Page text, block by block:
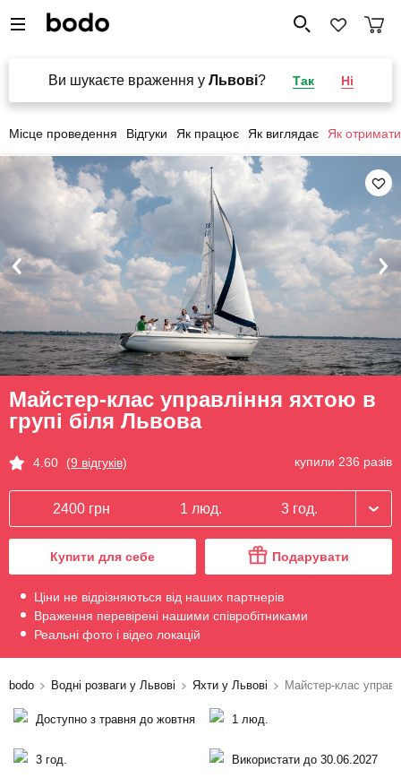
Ви шукаєте враження у Львові? Так Ні
Місце проведення Відгуки Як працює Як виглядає Як отримати
Майстер-клас управління яхтою в
групі біля Львова
4.60 (9 відгуків) купили 236 разів
2400 грн 1 люд. 3 год.
Купити для себе Подарувати
Ціни не відрізняються від наших партнерів
Враження перевірені нашими співробітниками
Реальні фото і відео локацій
bodo Водні розваги у Львові Яхти у Львові Майстер-клас
Доступно з травня до жовтня 1 люд.
3 год. Використати до 30.06.2027